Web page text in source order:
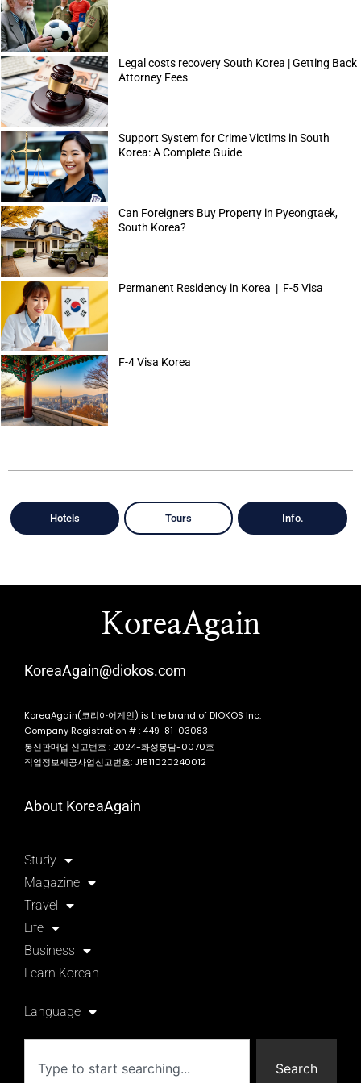
Legal costs recovery South Korea | Getting Back
Attorney Fees
Support System for Crime Victims in South
Korea: A Complete Guide
Can Foreigners Buy Property in Pyeongtaek,
South Korea?
Permanent Residency in Korea | F-5 Visa
F-4 Visa Korea
Hotels Tours Info.
KoreaAgain
KoreaAgain@diokos.com
KoreaAgain(코리아어게인) is the brand of DIOKOS Inc.
Company Registration # : 449-81-03083
통신판매업 신고번호 : 2024-화성봉담-0070호
직업정보제공사업신고번호: J1511020240012
About KoreaAgain
Study
Magazine
Travel
Life
Business
Learn Korean
Language
Search